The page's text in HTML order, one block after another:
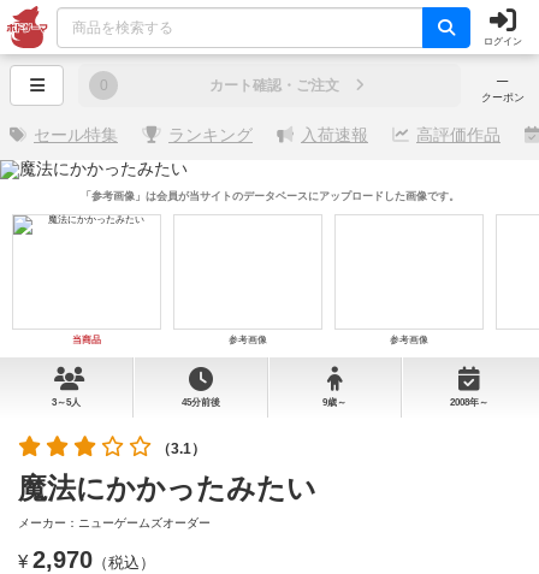
ログイン
─
クーポン
0 カート確認・ご注文
セール特集 ランキング 入荷速報 高評価作品
当商品 参考画像 参考画像
「参考画像」は会員が当サイトのデータベースにアップロードした画像です。
3～5人 45分前後 9歳～ 2008年～
（3.1）
魔法にかかったみたい
メーカー：ニューゲームズオーダー
¥ 2,970 （税込）